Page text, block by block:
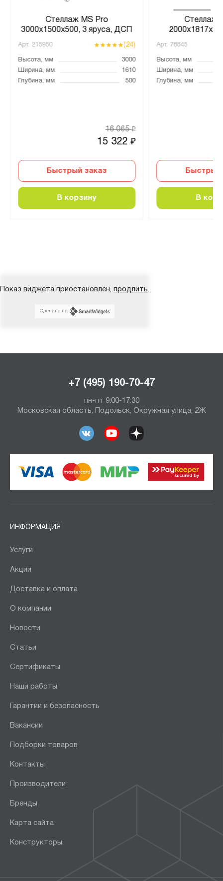
Стеллаж MS Pro
3000х1500х500, 3 яруса, ДСП
Арт. 215950 (24)
Высота, мм
3000
Ширина, мм
1610
Глубина, мм
500
15 322₽
16 065₽
Быстрый заказ
В корзину
Стеллаж
Арт. 78845
Высота, мм
Ширина, мм
Глубина, мм
Быстрый
В
Показ виджета приостановлен, продлить.
Сделано на
+7 (495) 190-70-47
пн-пт 9:00-17:30
Московская область, Подольск, Окружная улица, 2Ж
ИНФОРМАЦИЯ
Услуги
Акции
Доставка и оплата
О компании
Новости
Статьи
Сертификаты
Наши работы
Гарантии и безопасность
Вакансии
Подборки товаров
Контакты
Производители
Бренды
Карта сайта
Конструкторы